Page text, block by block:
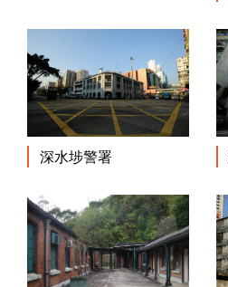
深水埗警署